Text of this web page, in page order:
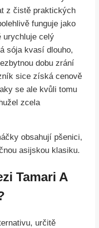
z čistě praktických
funguje jako
urychluje celý
sója kvasí dlouho,
dobu zrání
sice získá cenově
se ale kvůli tomu
zcela
obsahují pšenici,
asijskou klasiku.
Tamari A
určitě